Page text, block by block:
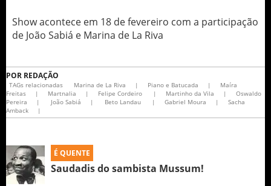
Show acontece em 18 de fevereiro com a participação
de João Sabiá e Marina de La Riva
POR REDAÇÃO
TAGs relacionadas Marina de La Riva | Piano e Batucada |
Maíra
Freitas
| Martnalia | Felipe Cordeiro | Martinho da Vila |
Oswaldo
Pereira
| João Sabiá | Beto Landau | Gabriel Moura |
Sacha
Amback
|
É QUENTE
Saudadis do sambista Mussum!